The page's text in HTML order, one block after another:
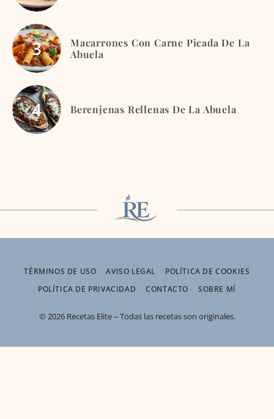
Macarrones Con Carne Picada De La
Abuela
Berenjenas Rellenas De La Abuela
TÉRMINOS DE USO AVISO LEGAL
POLÍTICA DE COOKIES
POLÍTICA DE PRIVACIDAD
CONTACTO SOBRE MÍ
© 2026 Recetas Elite – Todas las recetas son originales.